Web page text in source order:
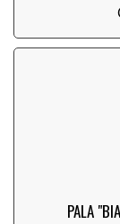
PALA